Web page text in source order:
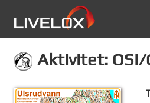
Aktivitet: